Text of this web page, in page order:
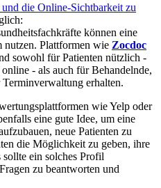
die Online-Sichtbarkeit zu
können eine
nutzen. Plattformen wie Zocdoc
sowohl für Patienten nützlich -
- als auch für Behandelnde,
erhalten.
wie Yelp oder
eine gute Idee, um eine
neue Patienten zu
die Möglichkeit zu geben, ihre
ein solches Profil
zu beantworten und